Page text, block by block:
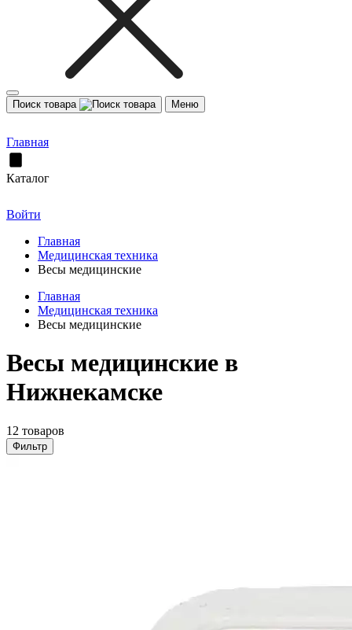
Поиск товара Меню
Главная
Каталог
Войти
Главная
Медицинская техника
Весы медицинские
Главная
Медицинская техника
Весы медицинские
Весы медицинские в
Нижнекамске
12 товаров
Фильтр